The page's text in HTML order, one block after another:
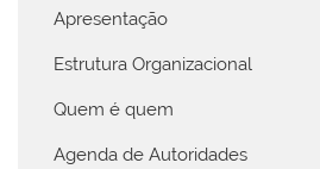
Apresentação
Estrutura Organizacional
Quem é quem
Agenda de Autoridades